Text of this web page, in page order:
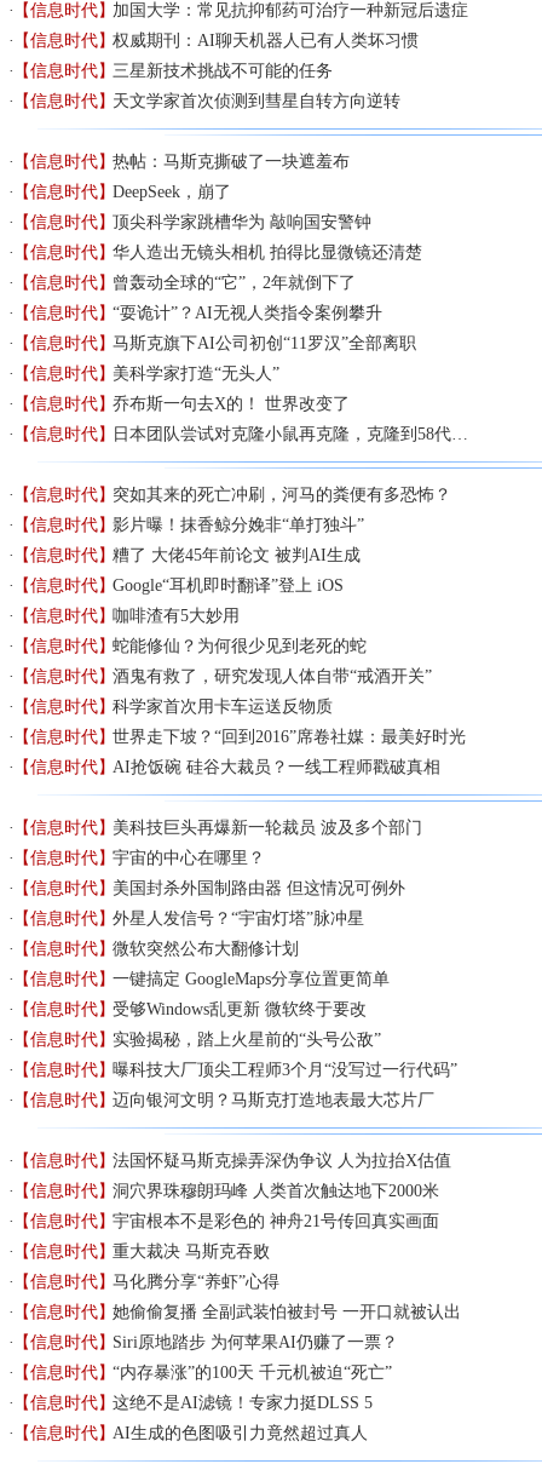
【信息时代】加国大学：常见抗抑郁药可治疗一种新冠后遗症
【信息时代】权威期刊：AI聊天机器人已有人类坏习惯
【信息时代】三星新技术挑战不可能的任务
【信息时代】天文学家首次侦测到彗星自转方向逆转
【信息时代】热帖：马斯克撕破了一块遮羞布
【信息时代】DeepSeek，崩了
【信息时代】顶尖科学家跳槽华为 敲响国安警钟
【信息时代】华人造出无镜头相机 拍得比显微镜还清楚
【信息时代】曾轰动全球的“它”，2年就倒下了
【信息时代】“耍诡计”？AI无视人类指令案例攀升
【信息时代】马斯克旗下AI公司初创“11罗汉”全部离职
【信息时代】美科学家打造“无头人”
【信息时代】乔布斯一句去X的！ 世界改变了
【信息时代】 日本团队尝试对克隆小鼠再克隆，克隆到58代…
【信息时代】突如其来的死亡冲刷，河马的粪便有多恐怖？
【信息时代】影片曝！抹香鲸分娩非“单打独斗”
【信息时代】糟了 大佬45年前论文 被判AI生成
【信息时代】Google“耳机即时翻译”登上 iOS
【信息时代】咖啡渣有5大妙用
【信息时代】蛇能修仙？为何很少见到老死的蛇
【信息时代】酒鬼有救了，研究发现人体自带“戒酒开关”
【信息时代】科学家首次用卡车运送反物质
【信息时代】世界走下坡？“回到2016”席卷社媒：最美好时光
【信息时代】AI抢饭碗 硅谷大裁员？一线工程师戳破真相
【信息时代】美科技巨头再爆新一轮裁员 波及多个部门
【信息时代】宇宙的中心在哪里？
【信息时代】美国封杀外国制路由器 但这情况可例外
【信息时代】外星人发信号？“宇宙灯塔”脉冲星
【信息时代】微软突然公布大翻修计划
【信息时代】一键搞定 GoogleMaps分享位置更简单
【信息时代】受够Windows乱更新 微软终于要改
【信息时代】实验揭秘，踏上火星前的“头号公敌”
【信息时代】曝科技大厂顶尖工程师3个月“没写过一行代码”
【信息时代】迈向银河文明？马斯克打造地表最大芯片厂
【信息时代】法国怀疑马斯克操弄深伪争议 人为拉抬X估值
【信息时代】洞穴界珠穆朗玛峰 人类首次触达地下2000米
【信息时代】宇宙根本不是彩色的 神舟21号传回真实画面
【信息时代】重大裁决 马斯克吞败
【信息时代】马化腾分享“养虾”心得
【信息时代】她偷偷复播 全副武装怕被封号 一开口就被认出
【信息时代】Siri原地踏步 为何苹果AI仍赚了一票？
【信息时代】“内存暴涨”的100天 千元机被迫“死亡”
【信息时代】这绝不是AI滤镜！专家力挺DLSS 5
【信息时代】AI生成的色图吸引力竟然超过真人